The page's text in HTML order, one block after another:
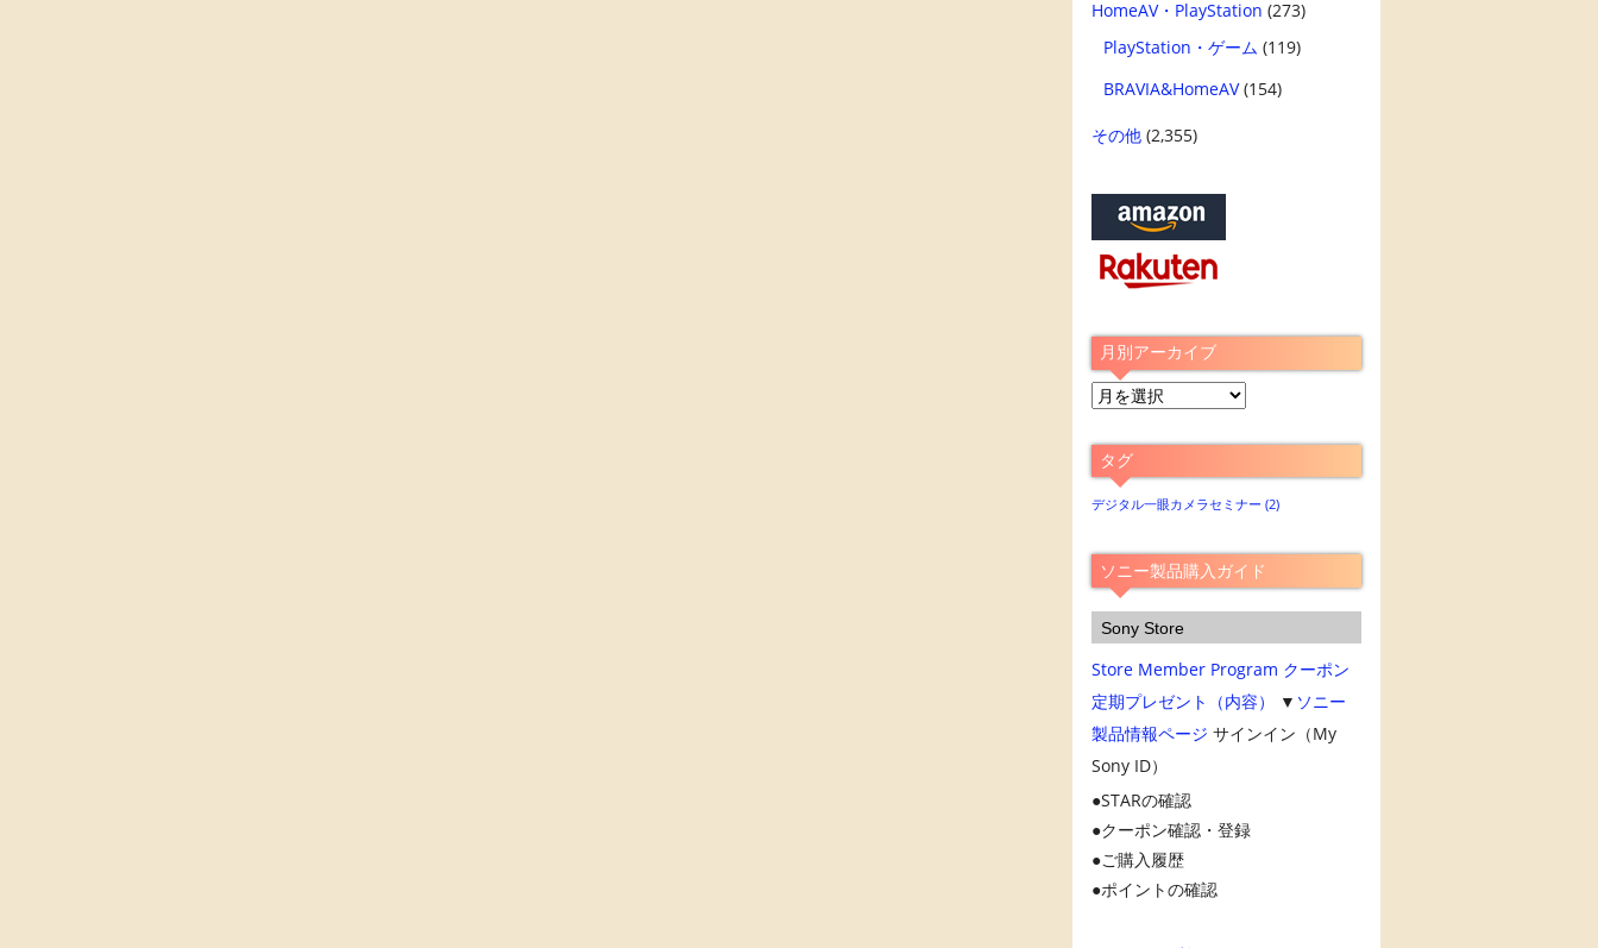
HomeAV・PlayStation (273)
PlayStation・ゲーム (119)
BRAVIA&HomeAV(154)
その他(2,355)
月別アーカイブ
月
ア
ー
カ
ブ
タグ
デジタル一眼カメラセミナー (2)
ソニー製品購入ガイド
Sony Store
Store Member Program クーポン
定期プレゼント（内容）
▼ ソニー
製品情報ページ サインイン（My
Sony ID）
STARの確認
クーポン確認・登録
ご購入履歴
ポイントの確認